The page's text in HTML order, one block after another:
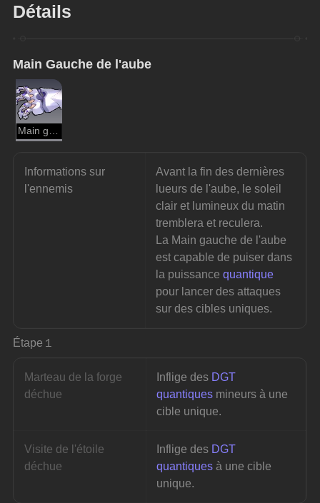
Détails
Main Gauche de l'aube
Main gauche de l'aube
Informations sur
l'ennemis
Avant la fin des dernières
lueurs de l'aube, le soleil
clair et lumineux du matin
tremblera et reculera.
La Main gauche de l'aube
est capable de puiser dans
la puissance quantique
pour lancer des attaques
sur des cibles uniques.
Étape１
Marteau de la forge
déchue
Inflige des DGT
quantiques mineurs à une
cible unique.
Visite de l'étoile
déchue
Inflige des DGT
quantiques à une cible
unique.